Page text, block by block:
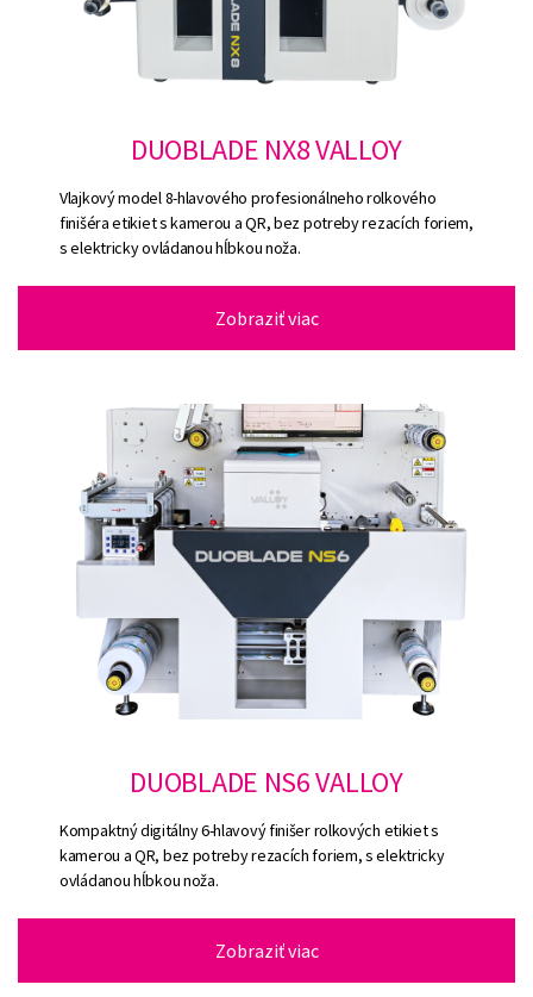
DUOBLADE NX8 VALLOY
Vlajkový model 8-hlavového profesionálneho rolkového
finišéra etikiet s kamerou a QR, bez potreby rezacích foriem,
s elektricky ovládanou hĺbkou noža.
Zobraziť viac
DUOBLADE NS6 VALLOY
Kompaktný digitálny 6-hlavový finišer rolkových etikiet s
kamerou a QR, bez potreby rezacích foriem, s elektricky
ovládanou hĺbkou noža.
Zobraziť viac